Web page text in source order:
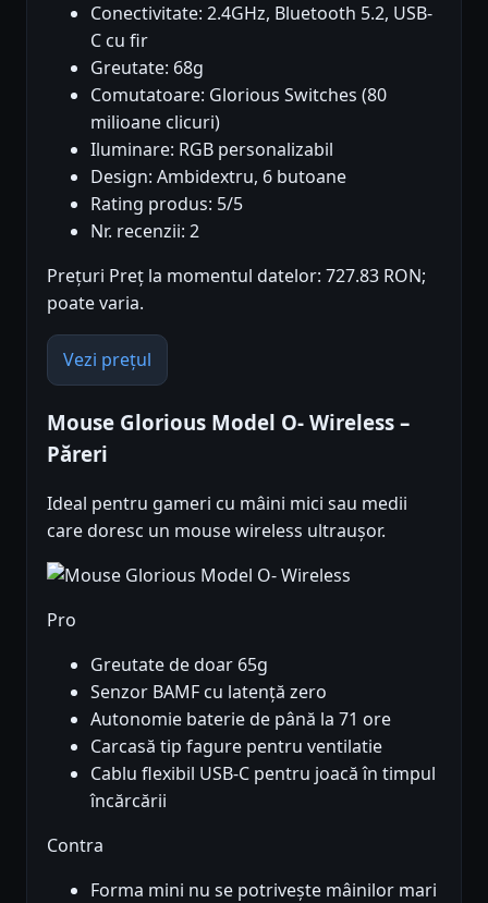
Conectivitate: 2.4GHz, Bluetooth 5.2, USB-
C cu fir
Greutate: 68g
Comutatoare: Glorious Switches (80
milioane clicuri)
Iluminare: RGB personalizabil
Design: Ambidextru, 6 butoane
Rating produs: 5/5
Nr. recenzii: 2
Prețuri Preț la momentul datelor: 727.83 RON;
poate varia.
Vezi prețul
Mouse Glorious Model O- Wireless –
Păreri
Ideal pentru gameri cu mâini mici sau medii
care doresc un mouse wireless ultraușor.
Pro
Greutate de doar 65g
Senzor BAMF cu latență zero
Autonomie baterie de până la 71 ore
Carcasă tip fagure pentru ventilatie
Cablu flexibil USB-C pentru joacă în timpul
încărcării
Contra
Forma mini nu se potrivește mâinilor mari